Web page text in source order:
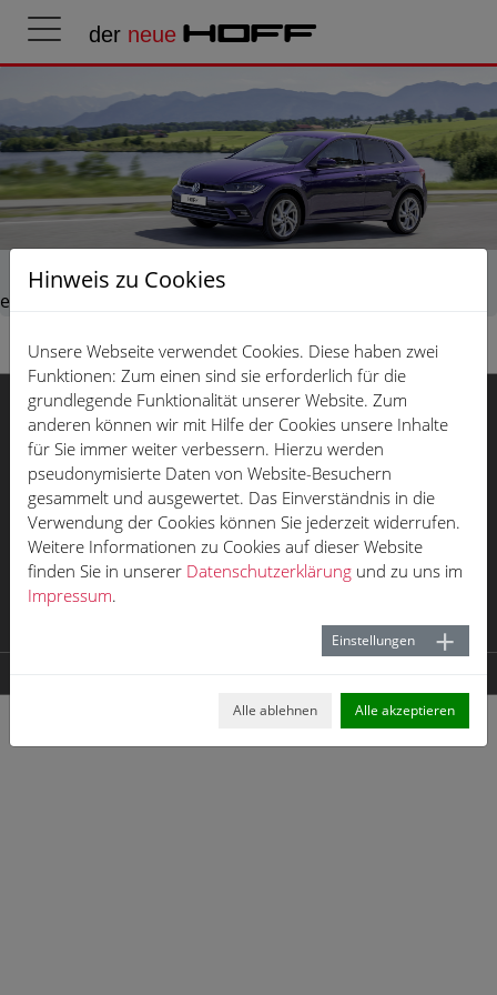
der neue HOFF
Das abgebildete Fahrzeug dient nur zur Illustration und
enthält aufpreispflichtige Sonderausstattungen.
derneue
HOFF
Cookie-
Einstellungen
EU Data Act
Impressum
Datenschutz
Öffnungszeiten
Karriere
Hinweis zu Cookies
Unsere Webseite verwendet Cookies. Diese haben zwei
Funktionen: Zum einen sind sie erforderlich für die
grundlegende Funktionalität unserer Website. Zum
anderen können wir mit Hilfe der Cookies unsere Inhalte
für Sie immer weiter verbessern. Hierzu werden
pseudonymisierte Daten von Website-Besuchern
gesammelt und ausgewertet. Das Einverständnis in die
Verwendung der Cookies können Sie jederzeit widerrufen.
Weitere Informationen zu Cookies auf dieser Website
finden Sie in unserer Datenschutzerklärung und zu uns im
Impressum.
Einstellungen
Alle ablehnen Alle akzeptieren